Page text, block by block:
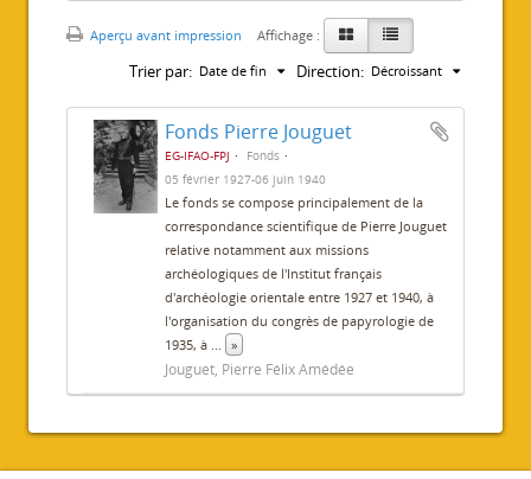
Aperçu avant impression Affichage :
Trier par: Date de fin Direction: Décroissant
Fonds Pierre Jouguet
EG-IFAO-FPJ
Fonds
05 février 1927-06 juin 1940
Le fonds se compose principalement de la
correspondance scientifique de Pierre Jouguet
relative notamment aux missions
archéologiques de l'Institut français
d'archéologie orientale entre 1927 et 1940, à
l'organisation du congrès de papyrologie de
1935, à ... »
Jouguet, Pierre Félix Amédée